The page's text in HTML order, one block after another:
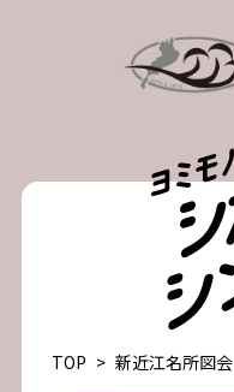
TOP > 新近江名所図会